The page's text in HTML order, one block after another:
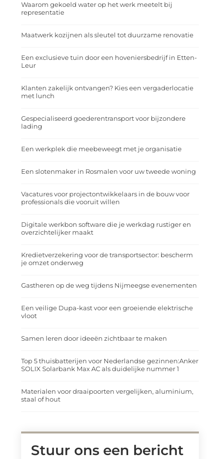
Waarom gekoeld water op het werk meetelt bij
representatie
Maatwerk kozijnen als sleutel tot duurzame renovatie
Een exclusieve tuin door een hoveniersbedrijf in Etten-
Leur
Klanten zakelijk ontvangen? Kies een vergaderlocatie
met lunch
Gespecialiseerd goederentransport voor bijzondere
lading
Een werkplek die meebeweegt met je organisatie
Een slotenmaker in Rosmalen voor uw tweede woning
Vacatures voor projectontwikkelaars in de bouw voor
professionals die vooruit willen
Digitale werkbon software die je werkdag rustiger en
overzichtelijker maakt
Kredietverzekering voor de transportsector: bescherm
je omzet onderweg
Gastheren op de weg tijdens Nijmeegse evenementen
Een veilige Dupa-kast voor een groeiende elektrische
vloot
Samen leren door ideeën zichtbaar te maken
Top 5 thuisbatterijen voor Nederlandse gezinnen:Anker
SOLIX Solarbank Max AC als duidelijke nummer 1
Materialen voor draaipoorten vergelijken, aluminium,
staal of hout
Stuur ons een bericht